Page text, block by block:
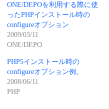
ONE/DEPOを利用する際に使
ったPHPインストール時の
configureオプション
2009/03/11
ONE/DEPO
PHP5インストール時の
configureオプション例。
2008/06/11
PHP